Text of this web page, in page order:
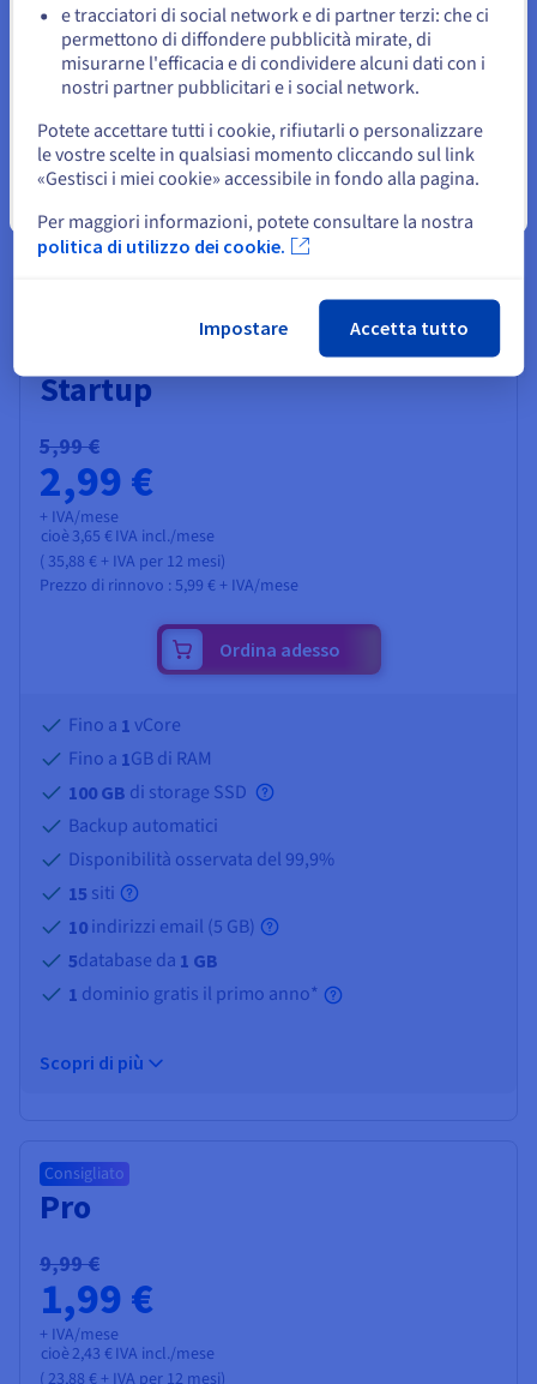
Visualizza tutti i nostri hosting web
I nostri hosting multisito per tutti
i tuoi progetti web
Startup
5,99 €
2,99 €
+ IVA/mese
cioè 3,65 € IVA incl./mese
( 35,88 € + IVA per 12 mesi)
Prezzo di rinnovo : 5,99 € + IVA/mese
Ordina adesso
Fino a 1 vCore
Fino a 1GB di RAM
100 GB di storage SSD
Backup automatici
Disponibilità osservata del 99,9%
15 siti
10 indirizzi email (5 GB)
5database da 1 GB
1 dominio gratis il primo anno*
Scopri di più
Consigliato
Pro
9,99 €
1,99 €
+ IVA/mese
cioè 2,43 € IVA incl./mese
Resta sul sito web attuale
Seleziona un altro sito web
e tracciatori di social network e di partner terzi: che ci
permettono di diffondere pubblicità mirate, di
misurarne l'efficacia e di condividere alcuni dati con i
nostri partner pubblicitari e i social network.
Potete accettare tutti i cookie, rifiutarli o personalizzare
le vostre scelte in qualsiasi momento cliccando sul link
«Gestisci i miei cookie» accessibile in fondo alla pagina.
Per maggiori informazioni, potete consultare la nostra
politica di utilizzo dei cookie.
Impostare Accetta tutto